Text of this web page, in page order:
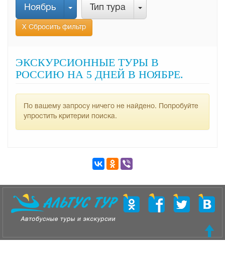
Ноябрь Тип тура
Х Сбросить фильтр
ЭКСКУРСИОННЫЕ ТУРЫ В
РОССИЮ НА 5 ДНЕЙ В НОЯБРЕ.
По вашему запросу ничего не найдено. Попробуйте
упростить критерии поиска.